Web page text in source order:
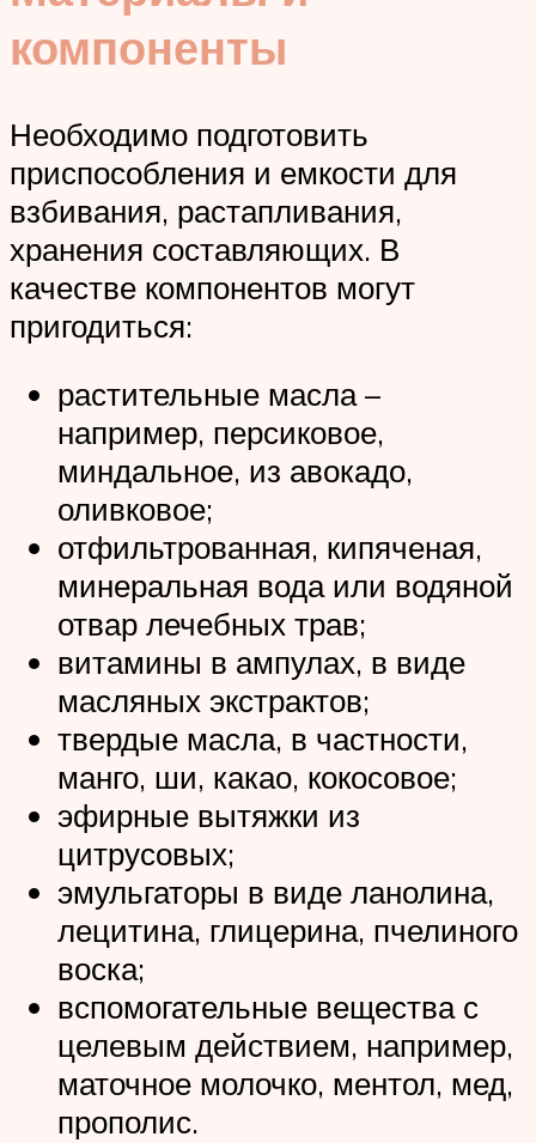
компоненты
Необходимо подготовить
приспособления и емкости для
взбивания, растапливания,
хранения составляющих. В
качестве компонентов могут
пригодиться:
растительные масла –
например, персиковое,
миндальное, из авокадо,
оливковое;
отфильтрованная, кипяченая,
минеральная вода или водяной
отвар лечебных трав;
витамины в ампулах, в виде
масляных экстрактов;
твердые масла, в частности,
манго, ши, какао, кокосовое;
эфирные вытяжки из
цитрусовых;
эмульгаторы в виде ланолина,
лецитина, глицерина, пчелиного
воска;
вспомогательные вещества с
целевым действием, например,
маточное молочко, ментол, мед,
прополис.